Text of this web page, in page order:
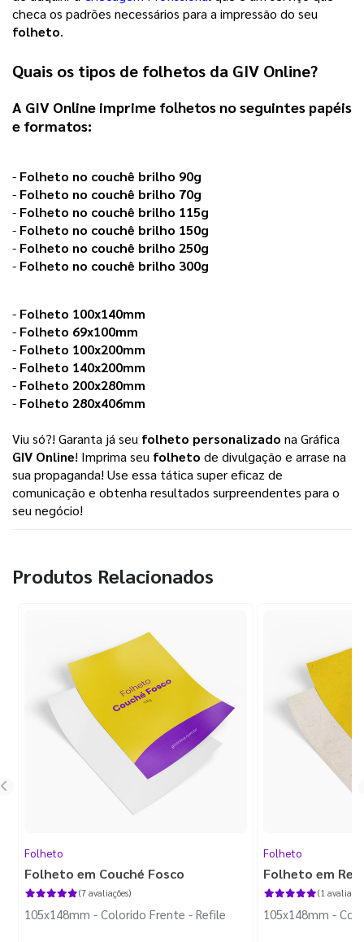
checa os padrões necessários para a impressão do seu
folheto.
Quais os tipos de folhetos da GIV Online?
A GIV Online imprime folhetos no seguintes papéis
e formatos:
- Folheto no couchê brilho 90g
- Folheto no couchê brilho 70g
- Folheto no couchê brilho 115g
- Folheto no couchê brilho 150g
- Folheto no couchê brilho 250g
- Folheto no couchê brilho 300g
- Folheto 100x140mm
- Folheto 69x100mm
- Folheto 100x200mm
- Folheto 140x200mm
- Folheto 200x280mm
- Folheto 280x406mm
Viu só?! Garanta já seu folheto personalizado na Gráfica
GIV Online! Imprima seu folheto de divulgação e arrase na
sua propaganda! Use essa tática super eficaz de
comunicação e obtenha resultados surpreendentes para o
seu negócio!
Produtos Relacionados
Folheto
Folheto em Couché Fosco
(7 avaliações)
105x148mm - Colorido Frente - Refile
Folheto
Folheto em
(1
105x148mm -